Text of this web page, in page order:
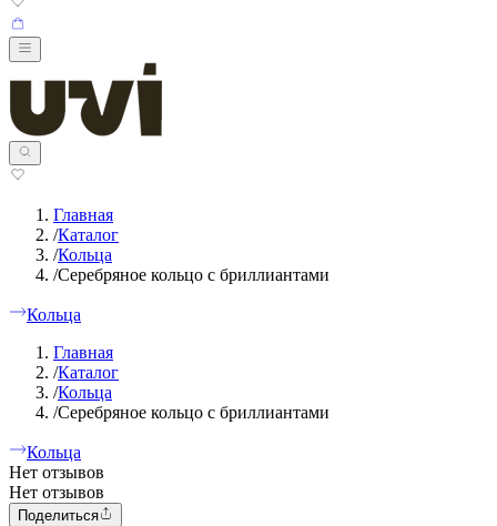
Главная
/Каталог
/Кольца
/Серебряное кольцо с бриллиантами
Кольца
Главная
/Каталог
/Кольца
/Серебряное кольцо с бриллиантами
Кольца
Нет отзывов
Нет отзывов
Поделиться